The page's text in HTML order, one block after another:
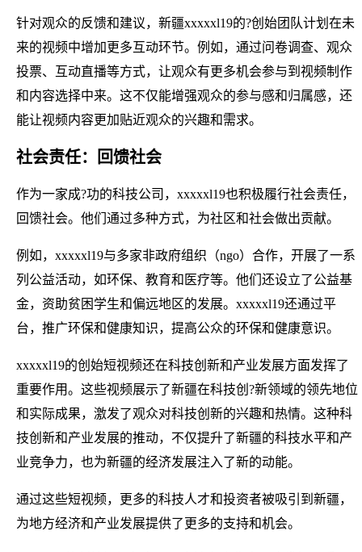
针对观众的反馈和建议，新疆xxxxxl19的?创始团队计划在未
来的视频中增加更多互动环节。例如，通过问卷调查、观众
投票、互动直播等方式，让观众有更多机会参与到视频制作
和内容选择中来。这不仅能增强观众的参与感和归属感，还
能让视频内容更加贴近观众的兴趣和需求。
社会责任：回馈社会
作为一家成?功的科技公司，xxxxxl19也积极履行社会责任，
回馈社会。他们通过多种方式，为社区和社会做出贡献。
例如，xxxxxl19与多家非政府组织（ngo）合作，开展了一系
列公益活动，如环保、教育和医疗等。他们还设立了公益基
金，资助贫困学生和偏远地区的发展。xxxxxl19还通过平
台，推广环保和健康知识，提高公众的环保和健康意识。
xxxxxl19的创始短视频还在科技创新和产业发展方面发挥了
重要作用。这些视频展示了新疆在科技创?新领域的领先地位
和实际成果，激发了观众对科技创新的兴趣和热情。这种科
技创新和产业发展的推动，不仅提升了新疆的科技水平和产
业竞争力，也为新疆的经济发展注入了新的动能。
通过这些短视频，更多的科技人才和投资者被吸引到新疆，
为地方经济和产业发展提供了更多的支持和机会。